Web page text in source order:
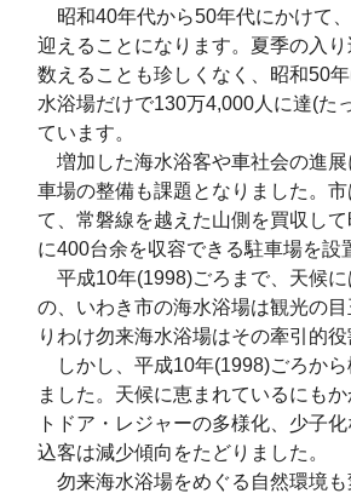
昭和40年代から50年代にかけて
迎えることになります。夏季の入
数えることも珍しくなく、昭和50
水浴場だけで130万4,000人に達(た
ています。
増加した海水浴客や車社会の進展
車場の整備も課題となりました。
て、常磐線を越えた山側を買収し
に400台余を収容できる駐車場を設
平成10年(1998)ごろまで、天候
の、いわき市の海水浴場は観光の
りわけ勿来海水浴場はその牽引的役
しかし、平成10年(1998)ごろから
ました。天候に恵まれているにも
トドア・レジャーの多様化、少子
込客は減少傾向をたどりました。
勿来海水浴場をめぐる自然環境も